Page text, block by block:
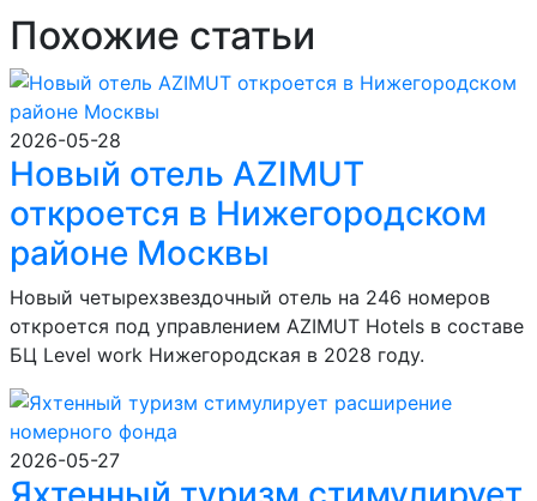
Похожие статьи
2026-05-28
Новый отель AZIMUT
откроется в Нижегородском
районе Москвы
Новый четырехзвездочный отель на 246 номеров
откроется под управлением AZIMUT Hotels в составе
БЦ Level work Нижегородская в 2028 году.
2026-05-27